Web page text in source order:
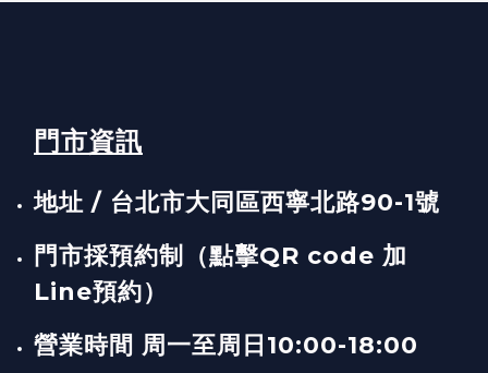
門市資訊
地址 / 台北市大同區西寧北路90-1號
門市採預約制（點擊QR code 加
Line預約）
營業時間 周一至周日10:00-18:00